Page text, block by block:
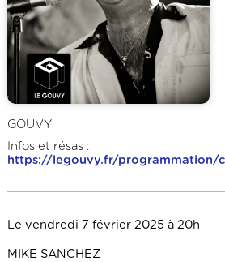
GOUVY
Infos et résas :
https://legouvy.fr/programmation/
Le vendredi 7 février 2025 à 20h
MIKE SANCHEZ